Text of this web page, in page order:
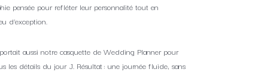
pensée pour refléter leur personnalité tout en
d’exception.
aussi notre casquette de Wedding Planner pour
les détails du jour J. Résultat : une journée fluide, sans